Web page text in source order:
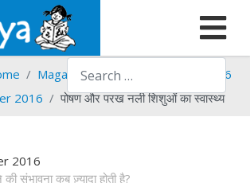
Search
Magazines Srote
Srote - 2016
2016
पोषण और परख नली शिशुओं का स्वास्थ्य
2016
की संभावना कब ज़्यादा होती है?